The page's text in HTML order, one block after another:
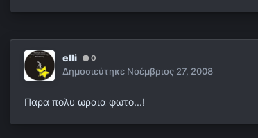
elli 0
Δημοσιεύτηκε Νοέμβριος 27, 2008
Παρα πολυ ωραια φωτο...!